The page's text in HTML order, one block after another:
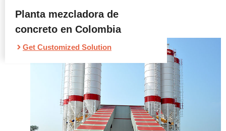
Planta mezcladora de
concreto en Colombia
Get Customized Solution